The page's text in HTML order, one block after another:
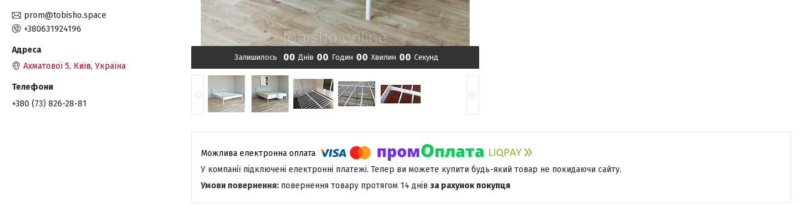
Залишилось 00 Днів 00 Годин 00 Хвилин 00 Секунд
У компанії підключені електронні платежі. Тепер ви можете купити будь-який товар не покидаючи сайту.
повернення товару протягом 14 днів за рахунок покупця
prom@tobisho.space
+380631924196
Ахматової 5, Київ, Україна
+380 (73) 826-28-81